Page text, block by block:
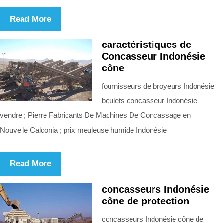
Read More
caractéristiques de
Concasseur Indonésie
cône
fournisseurs de broyeurs Indonésie
boulets concasseur Indonésie
vendre ; Pierre Fabricants De Machines De Concassage en
Nouvelle Caldonia ; prix meuleuse humide Indonésie
Read More
concasseurs Indonésie
cône de protection
concasseurs Indonésie cône de